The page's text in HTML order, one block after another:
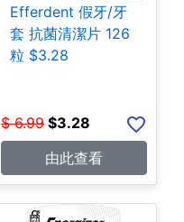
Efferdent 假牙/牙
套 抗菌清潔片 126
粒 $3.28
$ 6.99 $3.28
由此查看